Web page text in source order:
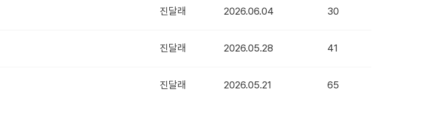
진달래 2026.06.04 30
진달래 2026.05.28 41
진달래 2026.05.21 65